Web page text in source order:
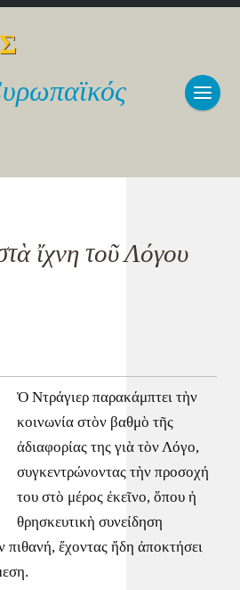
ἴχνη τοῦ Λόγου
Ὁ Ντράγιερ παρακάμπτει τὴν
κοινωνία στὸν βαθμὸ τῆς
ἀδιαφορίας της γιὰ τὸν Λόγο,
συγκεντρώνοντας τὴν προσοχή
του στὸ μέρος ἐκεῖνο, ὅπου ἡ
θρησκευτικὴ συνείδηση
πιθανή, ἔχοντας ἤδη ἀποκτήσει